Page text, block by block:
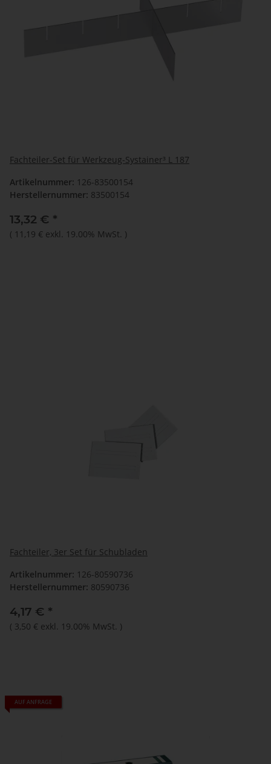
Fachteiler-Set für Werkzeug-Systainer³ L 187
Artikelnummer: 126-83500154
Herstellernummer: 83500154
13,32 € *
( 11,19 € exkl. 19.00% MwSt. )
Fachteiler, 3er Set für Schubladen
Artikelnummer: 126-80590736
Herstellernummer: 80590736
4,17 € *
( 3,50 € exkl. 19.00% MwSt. )
AUF ANFRAGE